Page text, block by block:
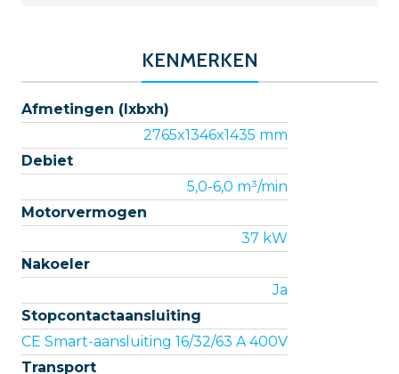
KENMERKEN
Afmetingen (lxbxh)
2765x1346x1435 mm
Debiet
5,0-6,0 m³/min
Motorvermogen
37 kW
Nakoeler
Ja
Stopcontactaansluiting
CE Smart-aansluiting 16/32/63 A 400V
Transport